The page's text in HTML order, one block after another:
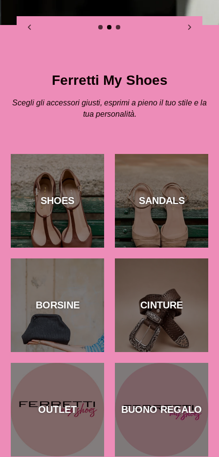
Ferretti My Shoes
Scegli gli accessori giusti, esprimi a pieno il tuo stile e la
tua personalità.
SHOES SANDALS
BORSINE CINTURE
OUTLET BUONO REGALO